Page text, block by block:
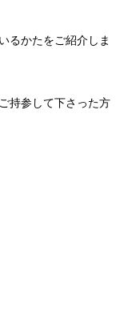
るかたをご紹介しま
持参して下さった方